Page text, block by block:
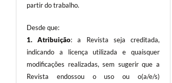
partir do trabalho.
Desde que:
1. Atribuição: a Revista seja creditada,
indicando a licença utilizada e quaisquer
modificações realizadas, sem sugerir que a
Revista endossou o uso ou o(a/e/s)